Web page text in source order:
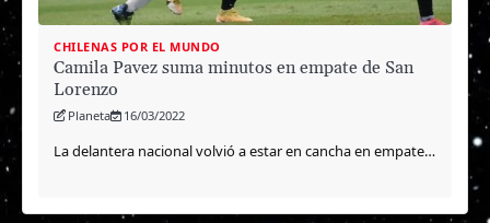
CHILENAS POR EL MUNDO
Camila Pavez suma minutos en empate de San
Lorenzo
Planeta 16/03/2022
La delantera nacional volvió a estar en cancha en empate…